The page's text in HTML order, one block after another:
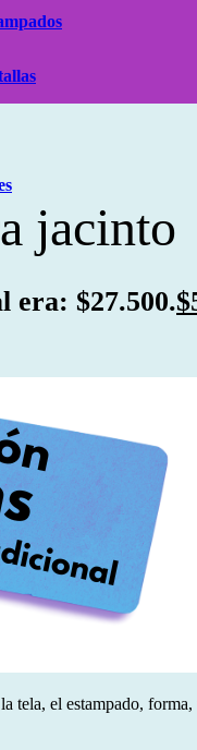
jacinto
era: $27.500.$
tela, el estampado,